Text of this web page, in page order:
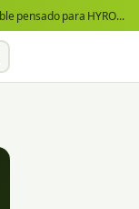
pensado para HYROX